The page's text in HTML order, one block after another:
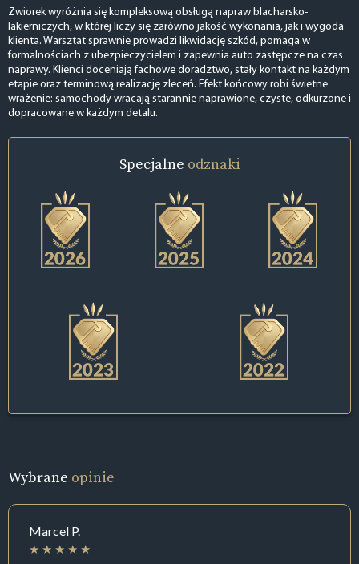
Zwiorek wyróżnia się kompleksową obsługą napraw blacharsko-
lakierniczych, w której liczy się zarówno jakość wykonania, jak i wygoda
klienta. Warsztat sprawnie prowadzi likwidację szkód, pomaga w
formalnościach z ubezpieczycielem i zapewnia auto zastępcze na czas
naprawy. Klienci doceniają fachowe doradztwo, stały kontakt na każdym
etapie oraz terminową realizację zleceń. Efekt końcowy robi świetne
wrażenie: samochody wracają starannie naprawione, czyste, odkurzone i
dopracowane w każdym detalu.
Specjalne odznaki
Wybrane opinie
Marcel P.